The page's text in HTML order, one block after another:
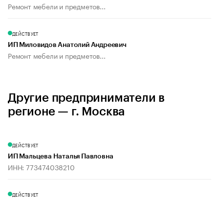
Ремонт мебели и предметов...
ДЕЙСТВУЕТ
ИП Миловидов Анатолий Андреевич
Ремонт мебели и предметов...
Другие предприниматели в
регионе — г. Москва
ДЕЙСТВУЕТ
ИП Мальцева Наталья Павловна
ИНН: 773474038210
ДЕЙСТВУЕТ